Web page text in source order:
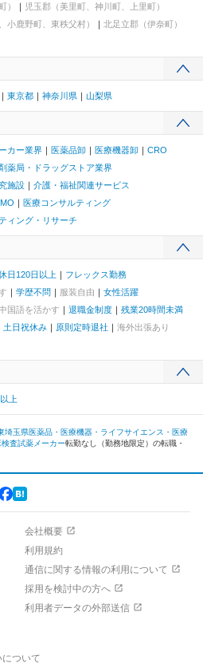
）
児玉郡（美里町、神川町、上里町）
小鹿野町、東秩父村）
北足立郡（伊奈町）
東京都 神奈川県 山梨県
カー業界 医薬品卸 医療機器卸
CRO
薬局・ドラッグストア業界
施設
介護・福祉関連サービス
医療コンサルティング
ィング・リサーチ
日120日以上
フレックス勤務
学歴不問 服装自由
女性活躍
国語を活かす 退職金制度
残業20時間未満
土日祝休み 原則定時退社
海外出張あり
上
埼玉県医薬品・医療機器・ライフサイエンス・医療
査試薬メーカー転勤なし（勤務地限定）の転職・
会社概要
利用規約
通信に関する情報の利用について
採用を検討中の方へ
利用者データの外部送信
ついて